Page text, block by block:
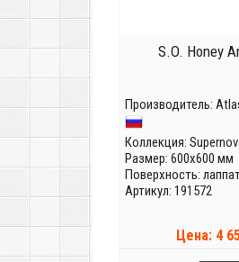
S.O. Honey
Производитель:
Коллекция:
Размер: 600x600 мм
Поверхность:
Артикул: 191572
Цена: 4